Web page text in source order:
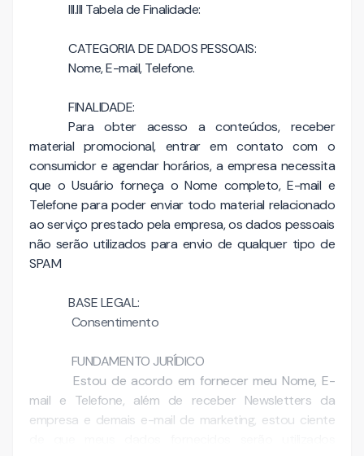
III.III Tabela de Finalidade:
CATEGORIA DE DADOS PESSOAIS:
Nome, E-mail, Telefone.
FINALIDADE:
Para obter acesso a conteúdos, receber
material promocional, entrar em contato com o
consumidor e agendar horários, a empresa necessita
que o Usuário forneça o Nome completo, E-mail e
Telefone para poder enviar todo material relacionado
ao serviço prestado pela empresa, os dados pessoais
não serão utilizados para envio de qualquer tipo de
SPAM
BASE LEGAL:
Consentimento
FUNDAMENTO JURÍDICO
Estou de acordo em fornecer meu Nome, E-
mail e Telefone, além de receber Newsletters da
empresa e demais e-mail de marketing, estou ciente